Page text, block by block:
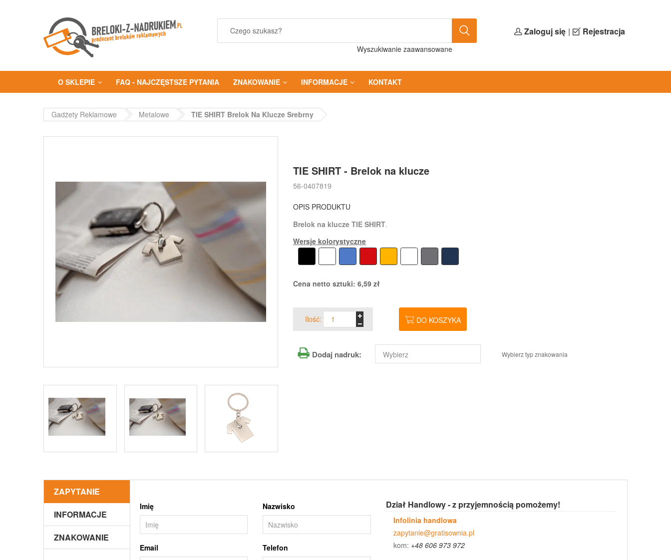
Wyszukiwanie zaawansowane
Zaloguj się | Rejestracja
O SKLEPIE FAQ - NAJCZĘSTSZE PYTANIA ZNAKOWANIE INFORMACJE KONTAKT
Gadżety Reklamowe Metalowe TIE SHIRT Brelok Na Klucze Srebrny
TIE SHIRT - Brelok na klucze
56-0407819
OPIS PRODUKTU
Brelok na klucze TIE SHIRT.
Wersje kolorystyczne
Cena netto sztuki: 6,59 zł
Ilość: DO KOSZYKA
Dodaj nadruk: Wybierz typ znakowania
ZAPYTANIE
INFORMACJE
ZNAKOWANIE
Imię Nazwisko
Email Telefon
Dział Handlowy - z przyjemnością pomożemy!
Infolinia handlowa
zapytanie@gratisownia.pl
kom: +48 606 973 972